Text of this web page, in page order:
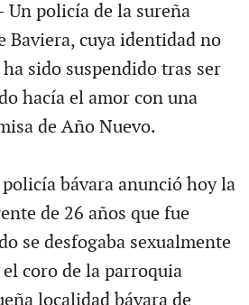
policía de la sureña
Baviera, cuya identidad no
sido suspendido tras ser
hacía el amor con una
de Año Nuevo.
bávara anunció hoy la
de 26 años que fue
se desfogaba sexualmente
coro de la parroquia
localidad bávara de